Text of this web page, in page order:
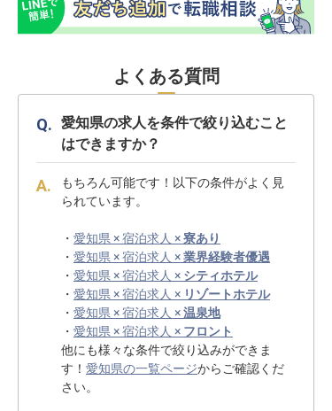
よくある質問
愛知県の求人を条件で絞り込むこと
はできますか？
もちろん可能です！以下の条件がよく見
られています。
・ 愛知県 × 宿泊求人 ×寮あり
・ 愛知県 × 宿泊求人 ×業界経験者優遇
・ 愛知県 × 宿泊求人 × シティホテル
・ 愛知県 × 宿泊求人 × リゾートホテル
・ 愛知県 × 宿泊求人 ×温泉地
・ 愛知県 × 宿泊求人 × フロント
他にも様々な条件で絞り込みができま
す！ 愛知県の一覧ページからご確認くだ
さい。